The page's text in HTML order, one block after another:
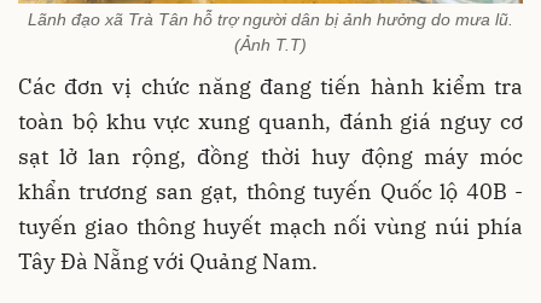
Lãnh đạo xã Trà Tân hỗ trợ người dân bị ảnh hưởng do mưa lũ.
(Ảnh T.T)
Các đơn vị chức năng đang tiến hành kiểm tra
toàn bộ khu vực xung quanh, đánh giá nguy cơ
sạt lở lan rộng, đồng thời huy động máy móc
khẩn trương san gạt, thông tuyến Quốc lộ 40B -
tuyến giao thông huyết mạch nối vùng núi phía
Tây Đà Nẵng với Quảng Nam.